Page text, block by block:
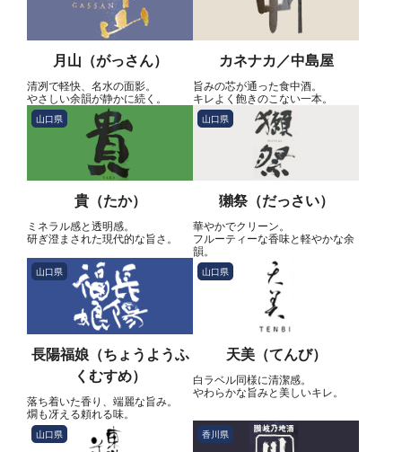
月山（がっさん）
清冽で軽快、名水の面影。
やさしい余韻が静かに続く。
カネナカ／中島屋
旨みの芯が通った食中酒。
キレよく飽きのこない一本。
山口県
貴（たか）
ミネラル感と透明感。
研ぎ澄まされた現代的な旨さ。
山口県
獺祭（だっさい）
華やかでクリーン。
フルーティーな香味と軽やかな余
韻。
山口県
長陽福娘（ちょうようふ
くむすめ）
落ち着いた香り、端麗な旨み。
燗も冴える頼れる味。
山口県
天美（てんび）
白ラベル同様に清潔感。
やわらかな旨みと美しいキレ。
山口県 香川県